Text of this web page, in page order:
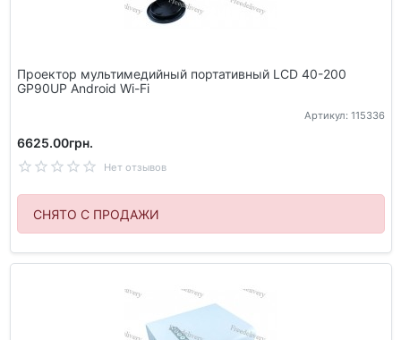
Проектор мультимедийный портативный LCD 40-200
GP90UP Android Wi-Fi
Артикул: 115336
6625.00грн.
Нет отзывов
СНЯТО С ПРОДАЖИ